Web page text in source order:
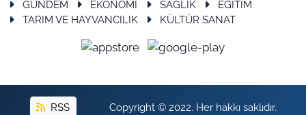
GÜNDEM
EKONOMİ SAĞLIK
EĞİTİM
TARIM VE HAYVANCILIK
KÜLTÜR SANAT
RSS Copyright © 2022. Her hakkı saklıdır.